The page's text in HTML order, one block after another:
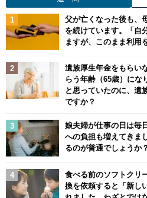
父が亡くなった後も、
を続けています。「自
ますが、このまま利用
遺族厚生年金をもらい
らう年齢（65歳）にな
と思っていたのに、遺
ですか？
娘夫婦が仕事の日は毎
への負担も増えてきま
るのが普通でしょうか？
食べる前のソフトクリ
換を依頼すると「新し